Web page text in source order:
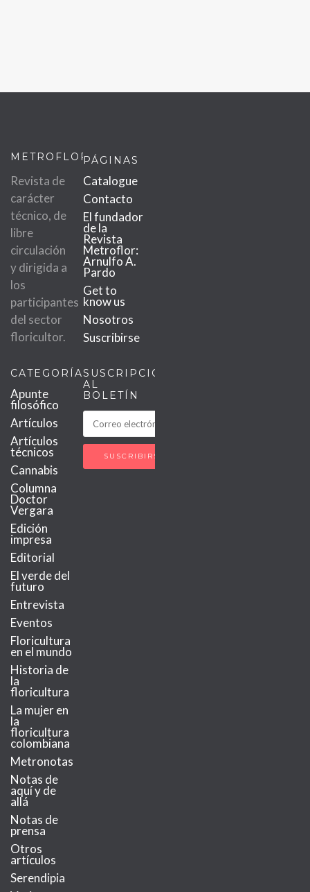
METROFLOR
Revista de
carácter
técnico, de
libre
circulación
y dirigida a
los
participantes
del sector
floricultor.
PÁGINAS
Catalogue
Contacto
El fundador
de la
Revista
Metroflor:
Arnulfo A.
Pardo
Get to
know us
Nosotros
Suscribirse
CATEGORÍAS
Apunte
filosófico
Artículos
Artículos
técnicos
Cannabis
Columna
Doctor
Vergara
Edición
impresa
Editorial
El verde del
futuro
Entrevista
Eventos
Floricultura
en el mundo
Historia de
la
floricultura
La mujer en
la
floricultura
colombiana
Metronotas
Notas de
aquí y de
allá
Notas de
prensa
Otros
artículos
Serendipia
SUSCRIPCIÓN
AL
BOLETÍN